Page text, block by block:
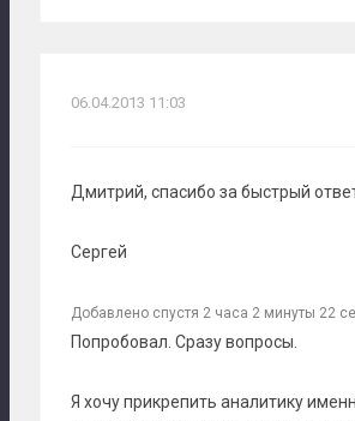
06.04.2013 11:03
Дмитрий, спасибо за быстрый
Сергей
Добавлено спустя 2 часа 2 минуты 22
Попробовал. Сразу вопросы.
Я хочу прикрепить аналитику